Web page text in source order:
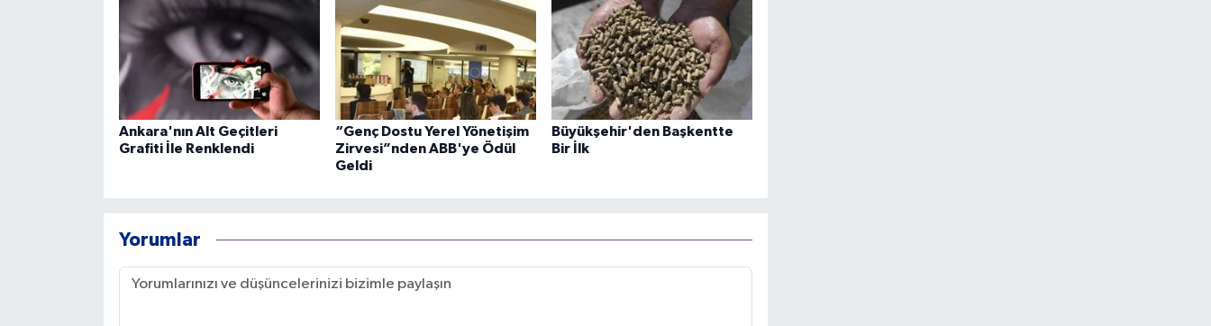
Ankara'nın Alt Geçitleri
Grafiti İle Renklendi
“Genç Dostu Yerel Yönetişim
Zirvesi”nden ABB'ye Ödül
Geldi
Büyükşehir'den Başkentte
Bir İlk
Yorumlar